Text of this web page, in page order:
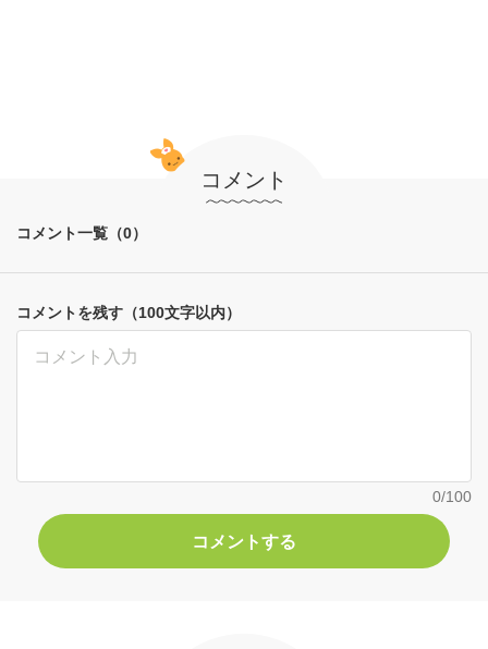
コメント
コメント一覧（0）
コメントを残す（100文字以内）
0/100